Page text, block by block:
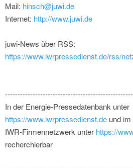
Mail: hinsch@juwi.de
Internet: http://www.juwi.de
juwi-News über RSS:
https://www.iwrpressedienst.de/rss/
In der Energie-Pressedatenbank unter
https://www.iwrpressedienst.de und im
IWR-Firmennetzwerk unter https://
recherchierbar